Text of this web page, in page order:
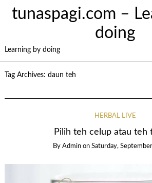
tunaspagi.com –
doing
Learning by doing
Tag Archives: daun teh
HERBAL LIVE
Pilih teh celup atau teh
By Admin on Saturday,